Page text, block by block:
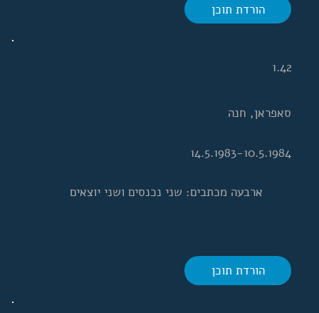
הורדת תוכן
הורדת תוכן
ארבעה מכתבים: שני נכנסים ושני יוצאים
14.5.1983-10.5.1984
סאפראן, חנה
1.42